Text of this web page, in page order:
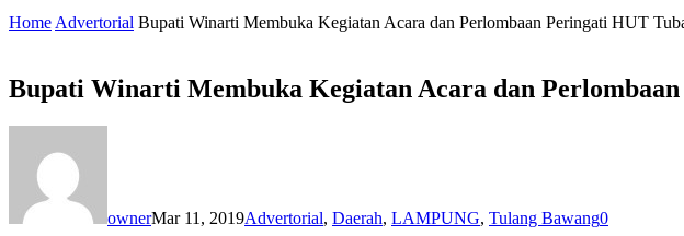
Home Advertorial Bupati Winarti Membuka Kegiatan Acara dan Perlombaan Peringati HUT
Bupati Winarti Membuka Kegiatan Acara dan
ownerMar 11, 2019Advertorial, Daerah, LAMPUNG, Tulang Bawang0